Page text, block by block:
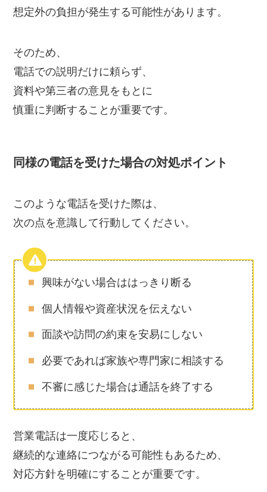
想定外の負担が発生する可能性があります。
そのため、
電話での説明だけに頼らず、
資料や第三者の意見をもとに
慎重に判断することが重要です。
同様の電話を受けた場合の対処ポイント
このような電話を受けた際は、
次の点を意識して行動してください。
興味がない場合ははっきり断る
個人情報や資産状況を伝えない
面談や訪問の約束を安易にしない
必要であれば家族や専門家に相談する
不審に感じた場合は通話を終了する
営業電話は一度応じると、
継続的な連絡につながる可能性もあるため、
対応方針を明確にすることが重要です。